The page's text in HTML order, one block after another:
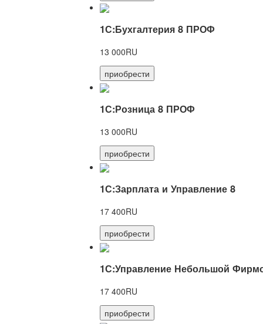
1С:Бухгалтерия 8 ПРОФ
13 000RU
приобрести
1С:Розница 8 ПРОФ
13 000RU
приобрести
1С:Зарплата и Управление 8
17 400RU
приобрести
1С:Управление Небольшой
17 400RU
приобрести